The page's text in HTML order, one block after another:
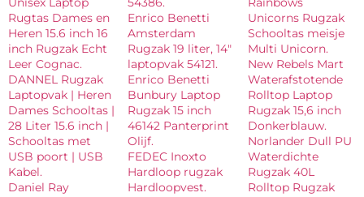
Rugtas Dames en
Heren 15.6 inch 16
inch Rugzak Echt
Leer Cognac.
DANNEL Rugzak
Laptopvak | Heren
Dames Schooltas |
28 Liter 15.6 inch |
Schooltas met
USB poort | USB
Kabel.
Daniel Ray
Enrico Benetti
Amsterdam
Rugzak 19 liter, 14″
laptopvak 54121.
Enrico Benetti
Bunbury Laptop
Rugzak 15 inch
46142 Panterprint
Olijf.
FEDEC Inoxto
Hardloop rugzak
Hardloopvest.
Unicorns Rugzak
Schooltas meisje
Multi Unicorn.
New Rebels Mart
Waterafstotende
Rolltop Laptop
Rugzak 15,6 inch
Donkerblauw.
Norlander Dull PU
Waterdichte
Rugzak 40L
Rolltop Rugzak